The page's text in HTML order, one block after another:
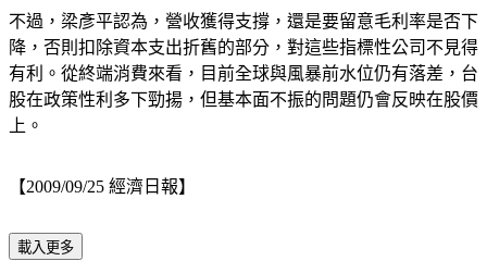
不過，梁彥平認為，營收獲得支撐，還是要留意毛利率是否下
降，否則扣除資本支出折舊的部分，對這些指標性公司不見得
有利。從終端消費來看，目前全球與風暴前水位仍有落差，台
股在政策性利多下勁揚，但基本面不振的問題仍會反映在股價
上。
【2009/09/25 經濟日報】
載入更多